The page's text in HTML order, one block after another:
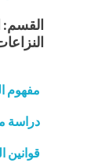
القسم:
مفهوم
دراسة
قوانين